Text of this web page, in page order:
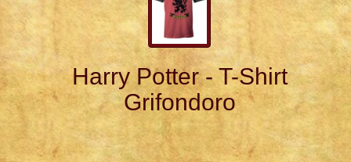
Harry Potter - T-Shirt
Grifondoro